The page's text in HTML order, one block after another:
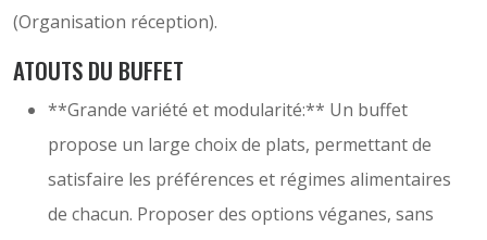
(Organisation réception).
ATOUTS DU BUFFET
**Grande variété et modularité:** Un buffet
propose un large choix de plats, permettant de
satisfaire les préférences et régimes alimentaires
de chacun. Proposer des options véganes, sans